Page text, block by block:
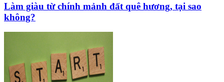
Làm giàu từ chính mảnh đất quê hương, tại sao
không?